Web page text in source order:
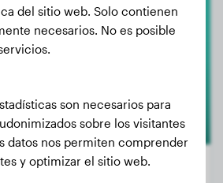
Emma
del sitio web. Solo contienen
necesarios. No es posible
son necesarios para
sobre los visitantes
datos nos permiten comprender
y optimizar el sitio web.